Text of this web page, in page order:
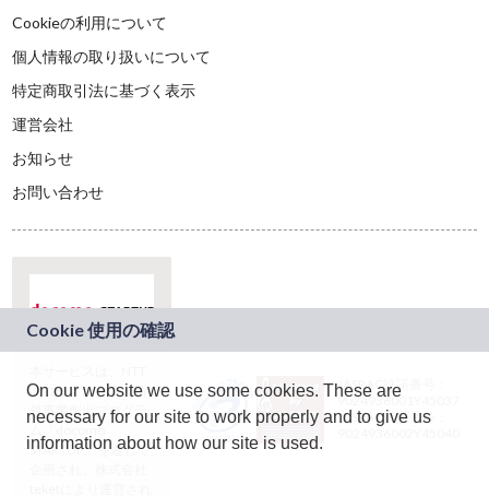
Cookieの利用について
個人情報の取り扱いについて
特定商取引法に基づく表示
運営会社
お知らせ
お問い合わせ
ドコモグループの新
規事業創出プログラ
ム「docomo
STARTUP」を通じて
JASRAC許諾番号：
9024936001Y45037
JASRAC許諾番号：
On our website we use some cookies. These are
necessary for our site to work properly and to give us
information about how our site is used.